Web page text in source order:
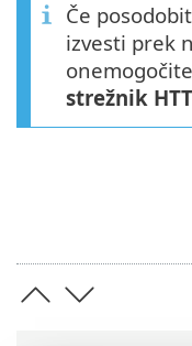
Če
izvesti prek
strežnik